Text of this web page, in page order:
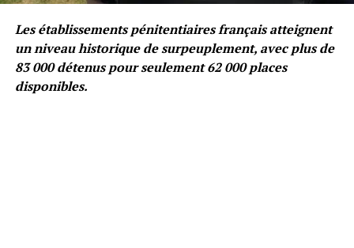
Les établissements pénitentiaires français atteignent
un niveau historique de surpeuplement, avec plus de
83 000 détenus pour seulement 62 000 places
disponibles.